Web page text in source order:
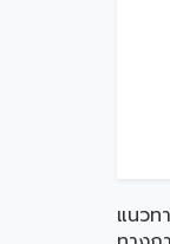
แนวท